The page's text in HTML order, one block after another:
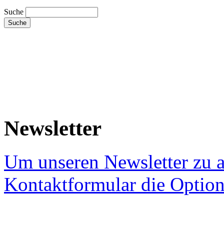
Suche
Newsletter
Um unseren Newsletter zu
Kontaktformular die